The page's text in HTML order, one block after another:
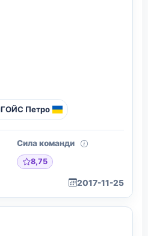
ГОЙС Петро
Сила команди
8,75
2017-11-25